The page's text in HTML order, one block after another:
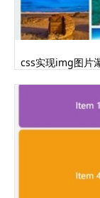
css实现img图片